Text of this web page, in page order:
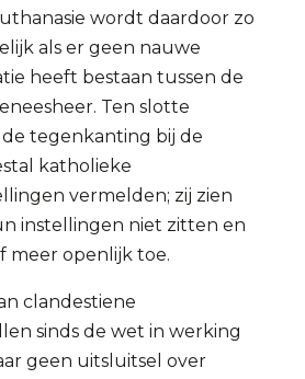
wordt daardoor zo
als er geen nauwe
heeft bestaan tussen de
Ten slotte
tegenkanting bij de
katholieke
vermelden; zij zien
instellingen niet zitten en
meer openlijk toe.
clandestiene
sinds de wet in werking
geen uitsluitsel over